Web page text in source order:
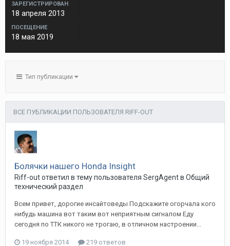
ЗАРЕГИСТРИРОВАН
18 апреля 2013
ПОСЕЩЕНИЕ
18 мая 2019
Тип публикации
ВСЕ ПУБЛИКАЦИИ ПОЛЬЗОВАТЕЛЯ RIFF-OUT
Болячки нашего Honda Insight
Riff-outответил в тему пользователя SergAgentв Общий
технический раздел
Всем привет, дорогие инсайтоведы Подскажите огорчала кого
нибудь машина вот таким вот неприятным сигналом Еду
сегодня по ТТК никого не трогаю, в отличном настроении...
19 ноября 2014 219 ответов